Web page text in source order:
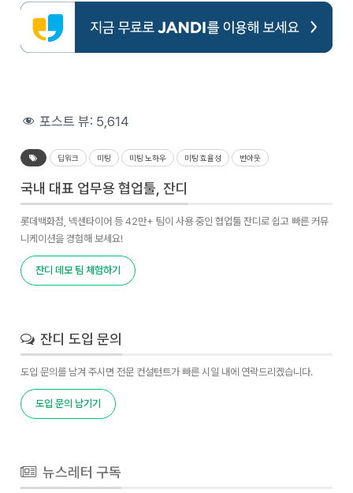
포스트 뷰: 5,614
딥워크 미팅 미팅 노하우 미팅 효율성 번아웃
국내 대표 업무용 협업툴, 잔디
롯데백화점, 넥센타이어 등 42만+ 팀이 사용 중인 협업툴 잔디로 쉽고 빠른 커뮤
니케이션을 경험해 보세요!
잔디 데모 팀 체험하기
잔디 도입 문의
도입 문의를 남겨 주시면 전문 컨설턴트가 빠른 시일 내에 연락드리겠습니다.
도입 문의 남기기
뉴스레터 구독